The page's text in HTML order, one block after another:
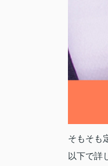
そもそも
以下で詳